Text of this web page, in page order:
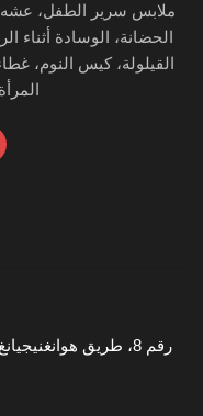
ملابس سرير الطفل، عشه
الحضانة، الوسادة أثناء
القيلولة، كيس النوم،
رقم 8، طريق هوانغنيجيانغ، قرية يانداي، ووشي، جيانغسو، الصين